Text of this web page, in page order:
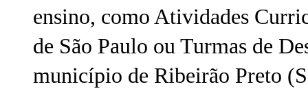
ensino, como Atividades
de São Paulo ou Turmas de
município de Ribeirão Preto